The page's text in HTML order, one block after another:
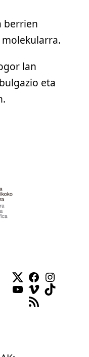
berrien
lan
eta
Twitter
Facebook
YouTube
VimeoTikTok
RSS Feed